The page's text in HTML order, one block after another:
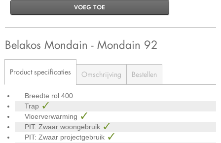
VOEG TOE
Belakos Mondain - Mondain 92
Product specificaties Omschrijving Bestellen
Breedte rol 400
Trap
Vloerverwarming
PIT: Zwaar woongebruik
PIT: Zwaar projectgebruik